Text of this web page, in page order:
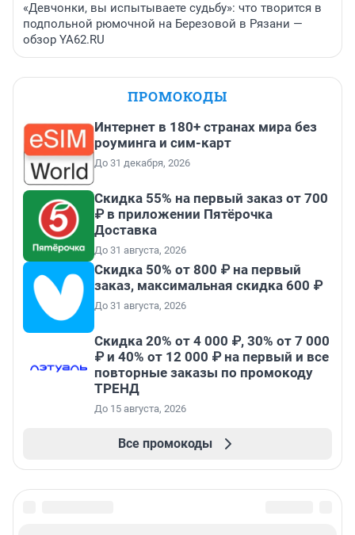
«Девчонки, вы испытываете судьбу»: что творится в
подпольной рюмочной на Березовой в Рязани —
обзор YA62.RU
ПРОМОКОДЫ
Интернет в 180+ странах мира без
роуминга и сим-карт
До 31 декабря, 2026
Скидка 55% на первый заказ от 700
₽ в приложении Пятёрочка
Доставка
До 31 августа, 2026
Скидка 50% от 800 ₽ на первый
заказ, максимальная скидка 600 ₽
До 31 августа, 2026
Скидка 20% от 4 000 ₽, 30% от 7 000
₽ и 40% от 12 000 ₽ на первый и все
повторные заказы по промокоду
ТРЕНД
До 15 августа, 2026
Все промокоды